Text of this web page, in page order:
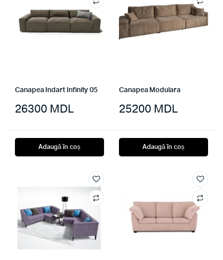
Canapea Indart Infinity 05
26300 MDL
Adaugă în coș
Canapea Modulara
25200 MDL
Adaugă în coș